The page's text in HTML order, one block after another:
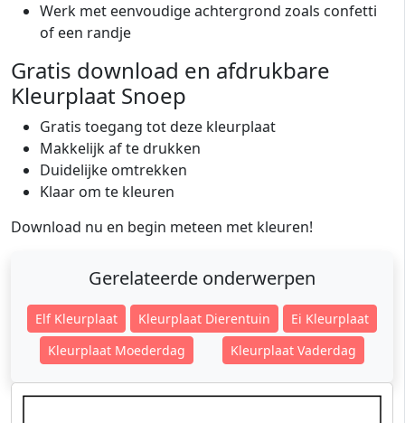
Werk met eenvoudige achtergrond zoals confetti
of een randje
Gratis download en afdrukbare
Kleurplaat Snoep
Gratis toegang tot deze kleurplaat
Makkelijk af te drukken
Duidelijke omtrekken
Klaar om te kleuren
Download nu en begin meteen met kleuren!
Gerelateerde onderwerpen
Elf Kleurplaat Kleurplaat Dierentuin
Ei Kleurplaat
Kleurplaat Moederdag
Kleurplaat Vaderdag